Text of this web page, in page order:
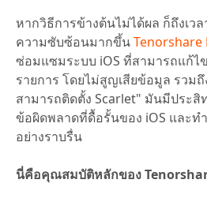
หากวิธีการข้างต้นไม่ได้ผล ก็ถึงเว
ความซับซ้อนมากขึ้นTenorshare
ซ่อมแซมระบบ iOS ที่สามารถแก้ไ
รายการ โดยไม่สูญเสียข้อมูล รวม
สามารถติดตั้ง Scarlet" มันมีประ
ข้อผิดพลาดที่ดื้อรั้นของ iOS และท
อย่างราบรื่น
นี่คือคุณสมบัติหลักของ